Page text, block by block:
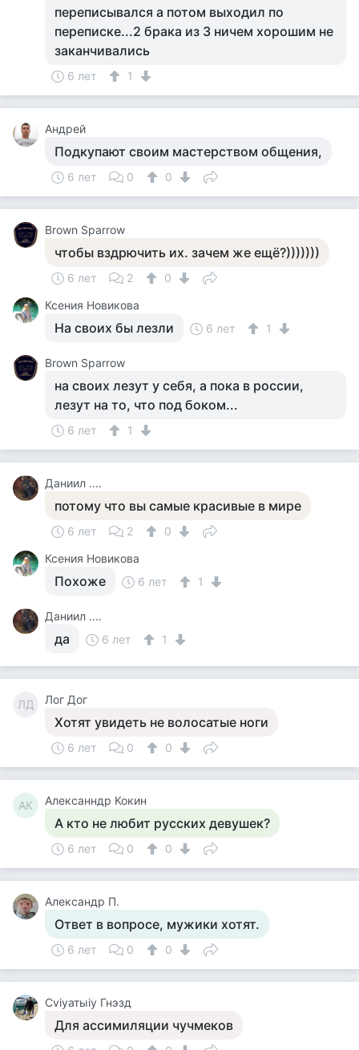
переписывался а потом выходил по
переписке...2 брака из 3 ничем хорошим не
заканчивались
6 лет 1
Андрей
Подкупают своим мастерством общения,
6 лет 0 0
Brown Sparrow
чтобы вздрючить их. зачем же ещё?)))))))
6 лет 2
0
Ксения Новикова
На своих бы лезли 6 лет 1
Brown Sparrow
на своих лезут у себя, а пока в россии,
лезут на то, что под боком...
6 лет 1
Даниил ....
потому что вы самые красивые в мире
6 лет 2
0
Ксения Новикова
Похоже 6 лет 1
Даниил ....
да 6 лет 1
ЛД Лог Дог
Хотят увидеть не волосатые ноги
6 лет 0 0
АК Алексанндр Кокин
А кто не любит русских девушек?
6 лет 0 0
Александр П.
Ответ в вопросе, мужики хотят.
6 лет 0 0
Cviyатыiy Гнэзд
Для ассимиляции чучмеков